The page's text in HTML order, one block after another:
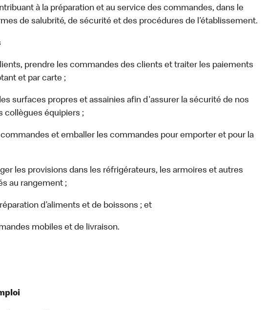
à la préparation et au service des commandes, dans le
de salubrité, de sécurité et des procédures de l’établissement.
prendre les commandes des clients et traiter les paiements
et par carte ;
surfaces propres et assainies afin d'assurer la sécurité de nos
collègues équipiers ;
commandes et emballer les commandes pour emporter et pour la
les provisions dans les réfrigérateurs, les armoires et autres
au rangement ;
d’aliments et de boissons ; et
mobiles et de livraison.